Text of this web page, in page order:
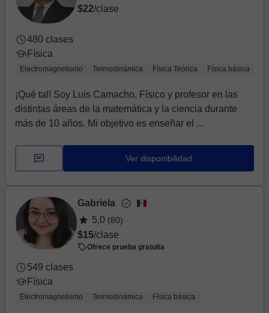
$22/clase
480 clases
Física
Electromagnetismo Termodinámica Física Teórica Física básica
¡Qué tal! Soy Luis Camacho, Físico y profesor en las
distintas áreas de la matemática y la ciencia durante
más de 10 años. Mi objetivo es enseñar el ...
Ver disponibilidad
Gabriela
5,0 (80)
$15/clase
Ofrece prueba gratuita
549 clases
Física
Electromagnetismo Termodinámica Física básica